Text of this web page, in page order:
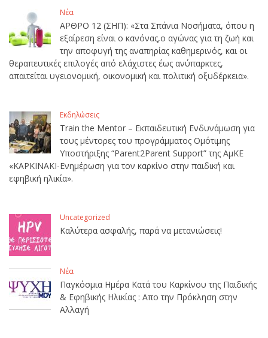
Νέα
ΑΡΘΡΟ 12 (ΣΗΠ): «Στα Σπάνια Νοσήματα, όπου η
εξαίρεση είναι ο κανόνας,ο αγώνας για τη ζωή και
την αποφυγή της αναπηρίας καθημερινός, και οι
θεραπευτικές επιλογές από ελάχιστες έως ανύπαρκτες,
απαιτείται υγειονομική, οικονομική και πολιτική οξυδέρκεια».
Εκδηλώσεις
Train the Mentor – Εκπαιδευτική Ενδυνάμωση για
τους μέντορες του προγράμματος Ομότιμης
Υποστήριξης “Parent2Parent Support” της ΑμΚΕ
«ΚΑΡΚΙΝΑΚΙ-Ενημέρωση για τον καρκίνο στην παιδική και
εφηβική ηλικία».
Uncategorized
Καλύτερα ασφαλής, παρά να μετανιώσεις!
Νέα
Παγκόσμια Ημέρα Κατά του Καρκίνου της Παιδικής
& Εφηβικής Ηλικίας : Απο την Πρόκληση στην
Αλλαγή